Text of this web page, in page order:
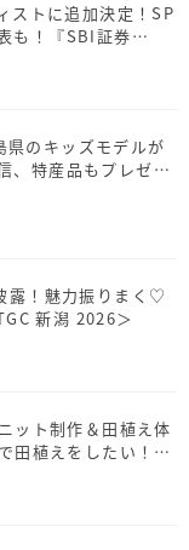
ストに追加決定！SP
も！『SBI証券
』
県のキッズモデルが
、特産品もプレゼン
！魅力振りまく♡
新潟 2026＞
ット制作＆田植え体
田植えをしたい！」
新潟 2026＞